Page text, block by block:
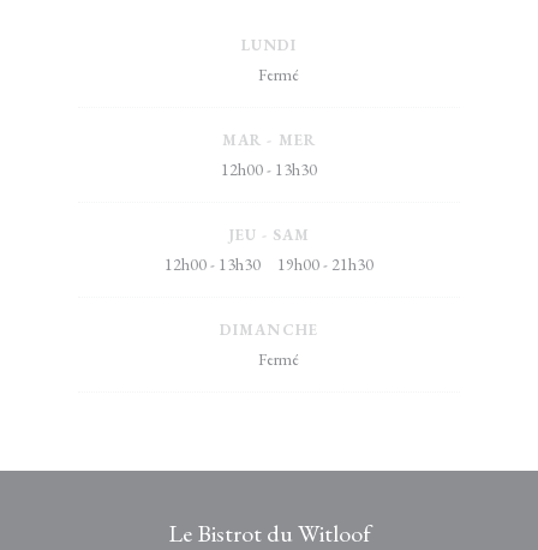
LUNDI
Fermé
MAR - MER
12h00 - 13h30
JEU - SAM
12h00 - 13h30 19h00 - 21h30
DIMANCHE
Fermé
Le Bistrot du Witloof